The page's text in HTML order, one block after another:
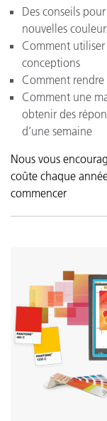
Des conseils
nouvelles
Comment utiliser
conceptions
Comment
Comment une
obtenir des
d’une semaine
Nous vous
coûte chaque
commencer